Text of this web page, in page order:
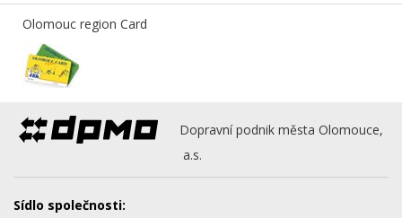
Olomouc region Card
Dopravní podnik města Olomouce,
a.s.
Sídlo společnosti: